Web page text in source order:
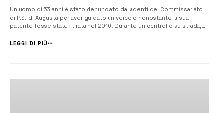
Un uomo di 53 anni è stato denunciato dai agenti del Commissariato
di P.S. di Augusta per aver guidato un veicolo nonostante la sua
patente fosse stata ritirata nel 2010. Durante un controllo su strada,
lo hanno denunciato per guida senza patente. […]
LEGGI DI PIÙ